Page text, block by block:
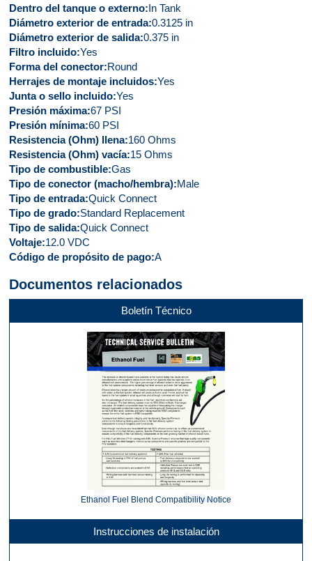
Dentro del tanque o externo In Tank
Diámetro exterior de entrada 0.3125 in
Diámetro exterior de salida 0.375 in
Filtro incluido Yes
Forma del conector Round
Herrajes de montaje incluidos Yes
Junta o sello incluido Yes
Presión máxima 67 PSI
Presión mínima 60 PSI
Resistencia (Ohm) llena 160 Ohms
Resistencia (Ohm) vacía 15 Ohms
Tipo de combustible Gas
Tipo de conector (macho/hembra) Male
Tipo de entrada Quick Connect
Tipo de grado Standard Replacement
Tipo de salida Quick Connect
Voltaje 12.0 VDC
Código de propósito de pago A
Documentos relacionados
Boletín Técnico
Ethanol Fuel Blend Compatibility Notice
Instrucciones de instalación